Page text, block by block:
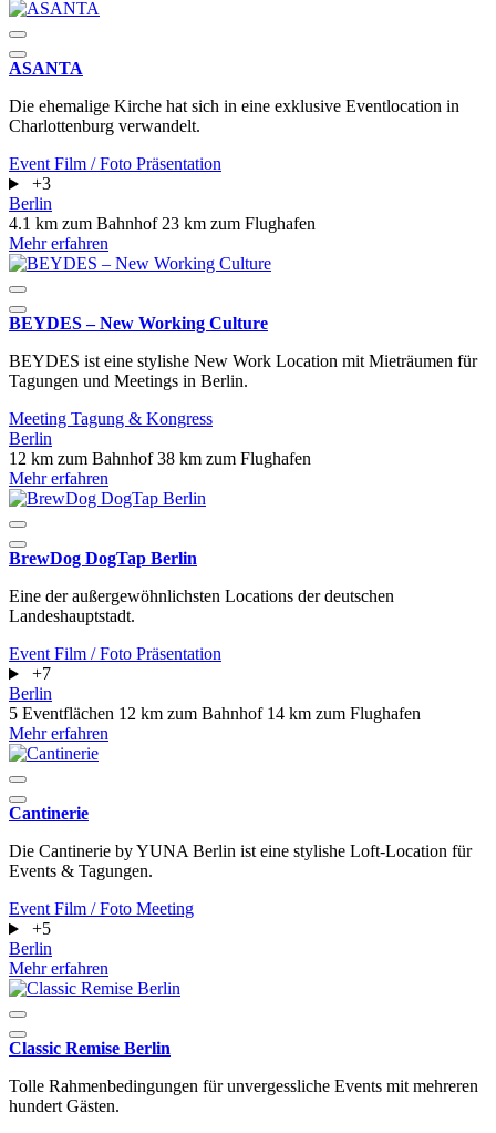
ASANTA
Die ehemalige Kirche hat sich in eine exklusive Eventlocation in
Charlottenburg verwandelt.
Event Film / Foto Präsentation
+3
Berlin
4.1 km zum Bahnhof 23 km zum Flughafen
Mehr erfahren
BEYDES – New Working Culture
BEYDES ist eine stylishe New Work Location mit Mieträumen für
Tagungen und Meetings in Berlin.
Meeting Tagung & Kongress
Berlin
12 km zum Bahnhof38 km zum Flughafen
Mehr erfahren
BrewDog DogTap Berlin
Eine der außergewöhnlichsten Locations der deutschen
Landeshauptstadt.
Event Film / Foto Präsentation
+7
Berlin
5 Eventflächen 12 km zum Bahnhof 14 km zum Flughafen
Mehr erfahren
Cantinerie
Die Cantinerie by YUNA Berlin ist eine stylishe Loft-Location für
Events & Tagungen.
Event Film / Foto Meeting
+5
Berlin
Mehr erfahren
Classic Remise Berlin
Tolle Rahmenbedingungen für unvergessliche Events mit mehreren
hundert Gästen.